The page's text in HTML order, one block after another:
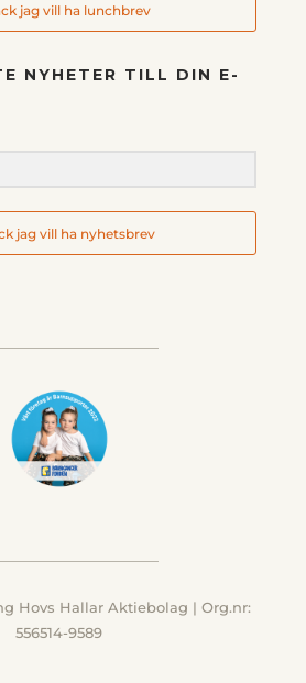
jag vill ha lunchbrev
NYHETER TILL DIN E-
jag vill ha nyhetsbrev
Hovs Hallar Aktiebolag | Org.nr:
556514-9589